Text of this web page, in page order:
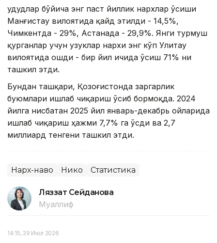
Ҳудудлар бўйича энг паст йиллик нархлар ўсиши
Манғистау вилоятида қайд этилди - 14,5%,
Чимкентда - 29%, Астанада - 29,9%. Янги турмуш
қурганлар учун узуклар нархи энг кўп Улитау
вилоятида ошди - бир йил ичида ўсиш 71% ни
ташкил этди.
Бундан ташқари, Қозоғистонда заргарлик
буюмлари ишлаб чиқариш ўсиб бормоқда. 2024
йилга нисбатан 2025 йил январь-декабрь ойларида
ишлаб чиқариш ҳажми 7,7% га ўсди ва 2,7
миллиард тенгени ташкил этди.
Нарх-наво Никоҳ Статистика
Ляззат Сейданова
Муаллиф
14:15, 29 Июл 2026